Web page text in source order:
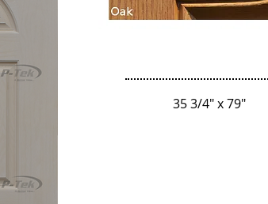
35 3/4" x 79"